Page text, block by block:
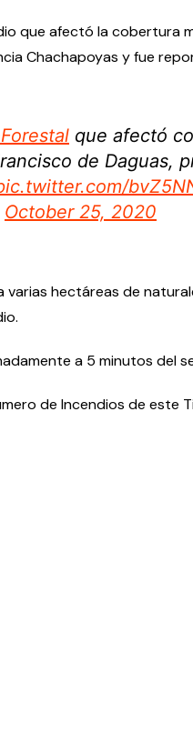
que afectó la cobertura
Chachapoyas y fue
que afectó
de Daguas,
October 25, 2020
hectáreas de
a 5 minutos del
de Incendios de este